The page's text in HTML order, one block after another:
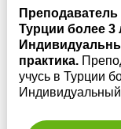
Турции более 3
практика.
учусь в Турции
Индивидуальный